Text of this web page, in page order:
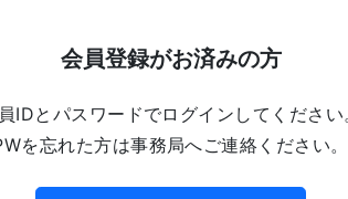
会員登録がお済みの方
IDとパスワードでログインしてください
を忘れた方は事務局へご連絡ください。